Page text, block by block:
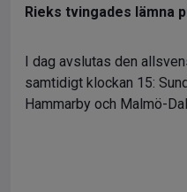
Rieks tvingades lämna
I dag avslutas den
samtidigt klockan 15:
Hammarby och Malmö-